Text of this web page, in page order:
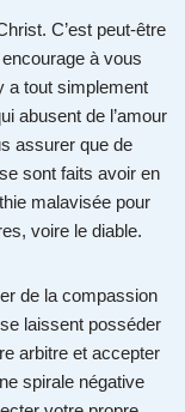
C’est peut-être
à vous
a tout simplement
abusent de l’amour
assurer que de
sont faits avoir en
malavisée pour
voire le diable.
de la compassion
laissent posséder
arbitre et accepter
spirale négative